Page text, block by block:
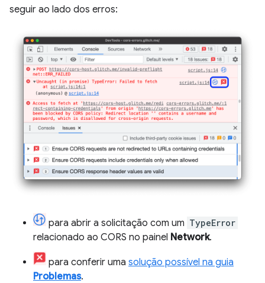
seguir ao lado dos erros:
para abrir a solicitação com um TypeError
relacionado ao CORS no painel Network.
para conferir uma solução possível na guia
Problemas.